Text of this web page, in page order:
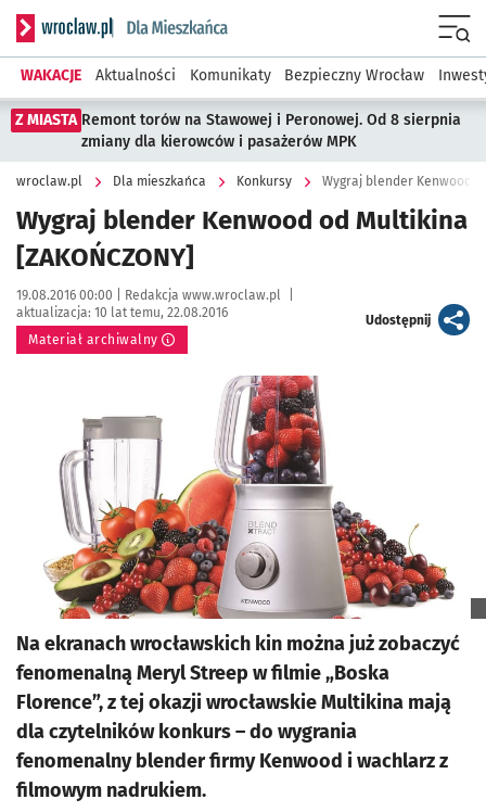
Serwis informacyjny wroclaw.pl podserwis: Dla mieszkańca
WAKACJE Aktualności Komunikaty Bezpieczny Wrocław
Z MIASTA Remont torów na Stawowej i Peronowej. Od 8 sierpnia
zmiany dla kierowców i pasażerów MPK
wroclaw.pl Dla mieszkańca Konkursy Wygraj blender Kenwood
Wygraj blender Kenwood od Multikina
[ZAKOŃCZONY]
Data publikacji:
19.08.2016 00:00 | Autor:
Redakcja www.wroclaw.pl
aktualizacja: 10 lat temu, 22.08.2016
Materiał archiwalny
Udostępnijartykuł
Na ekranach wrocławskich kin można już zobaczyć
fenomenalną Meryl Streep w filmie „Boska
Florence”, z tej okazji wrocławskie Multikina mają
dla czytelników konkurs – do wygrania
fenomenalny blender firmy Kenwood i wachlarz z
filmowym nadrukiem.